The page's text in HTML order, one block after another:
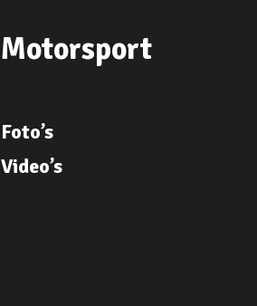
Motorsport
Foto’s
Video’s